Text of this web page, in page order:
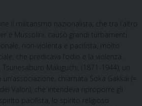
il militarismo nazionalista, che tra l’altro
e Mussolini, causò grandi turbamenti
non-violenta e pacifista, molto
che predicava l’odio e la violenza.
Makiguchi, (1871-1944), un
chiamata Soka Gakkai (=
Valori), che intendeva riproporre gli
pacifista, lo spirito religioso